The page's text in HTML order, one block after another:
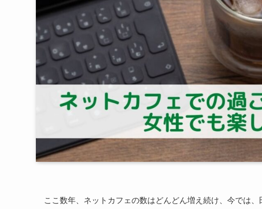
ここ数年、ネットカフェの数はどんどん増え続け、今では